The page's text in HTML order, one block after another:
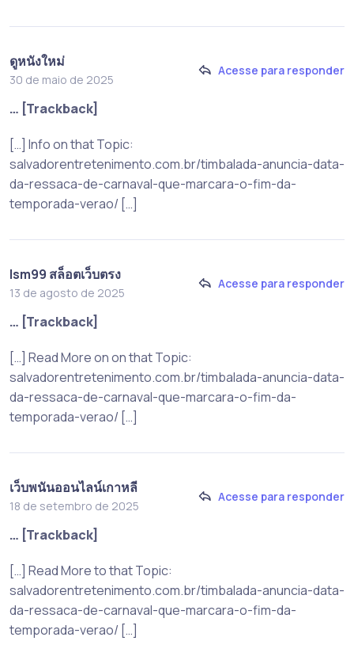
ดูหนังใหม่
30 de maio de 2025
Acesse para responder
… [Trackback]
[…] Info on that Topic:
salvadorentretenimento.com.br/timbalada-anuncia-data-
da-ressaca-de-carnaval-que-marcara-o-fim-da-
temporada-verao/ […]
lsm99 สล็อตเว็บตรง
13 de agosto de 2025
Acesse para responder
… [Trackback]
[…] Read More on on that Topic:
salvadorentretenimento.com.br/timbalada-anuncia-data-
da-ressaca-de-carnaval-que-marcara-o-fim-da-
temporada-verao/ […]
เว็บพนันออนไลน์เกาหลี
18 de setembro de 2025
Acesse para responder
… [Trackback]
[…] Read More to that Topic:
salvadorentretenimento.com.br/timbalada-anuncia-data-
da-ressaca-de-carnaval-que-marcara-o-fim-da-
temporada-verao/ […]